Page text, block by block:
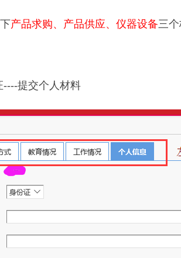
产品求购、产品供应、仪器设备三
提交个人材料